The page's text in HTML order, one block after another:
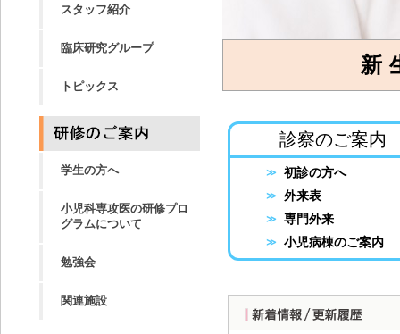
スタッフ紹介
臨床研究グループ
トピックス
学生の方へ
小児科専攻医の研修プロ
グラムについて
勉強会
関連施設
新
診察のご案内
≫ 初診の方へ
≫ 外来表
≫ 専門外来
≫ 小児病棟のご案内